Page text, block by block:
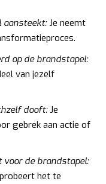
aansteekt:Je neemt
op de brandstapel:
van jezelf
dooft:Je
gebrek aan actie of
de brandstapel:
het te